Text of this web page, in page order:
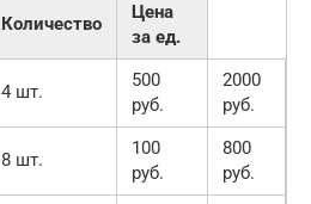
Количество
Цена
за ед.
4 шт.
500
руб.
2000
руб.
8 шт.
100
руб.
800
руб.